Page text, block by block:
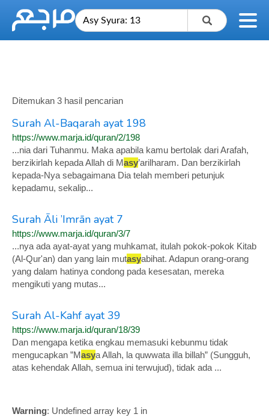
Ditemukan 3 hasil pencarian
Surah Al-Baqarah ayat 198
https://www.marja.id/quran/2/198
...nia dari Tuhanmu. Maka apabila kamu bertolak dari Arafah,
berzikirlah kepada Allah di Masy’arilharam. Dan berzikirlah
kepada-Nya sebagaimana Dia telah memberi petunjuk
kepadamu, sekalip...
Surah Āli ’Imrān ayat 7
https://www.marja.id/quran/3/7
...nya ada ayat-ayat yang muhkamat, itulah pokok-pokok Kitab
(Al-Qur'an) dan yang lain mutasyabihat. Adapun orang-orang
yang dalam hatinya condong pada kesesatan, mereka
mengikuti yang mutas...
Surah Al-Kahf ayat 39
https://www.marja.id/quran/18/39
Dan mengapa ketika engkau memasuki kebunmu tidak
mengucapkan ”Masya Allah, la quwwata illa billah” (Sungguh,
atas kehendak Allah, semua ini terwujud), tidak ada ...
Warning: Undefined array key 1 in